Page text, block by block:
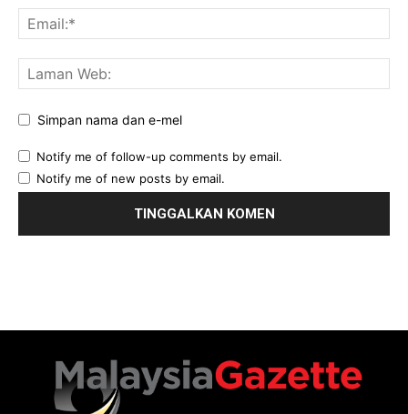
Simpan nama dan e-mel
Notify me of follow-up comments by email.
Notify me of new posts by email.